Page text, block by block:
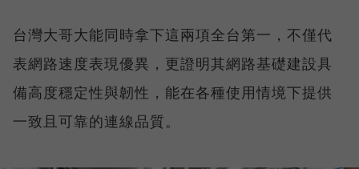
台灣大哥大能同時拿下這兩項全台第一，不僅代
表網路速度表現優異，更證明其網路基礎建設具
備高度穩定性與韌性，能在各種使用情境下提供
一致且可靠的連線品質。